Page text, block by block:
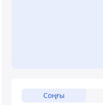
Соңғы